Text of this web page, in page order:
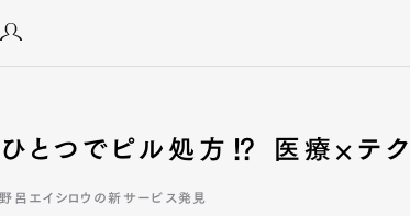
とつでピル処方⁉ 医療×テ
野呂エイシロウの新サービス発見